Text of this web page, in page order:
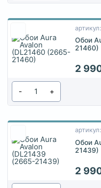
Обои
21460)
2
- +
Обои
21439)
2